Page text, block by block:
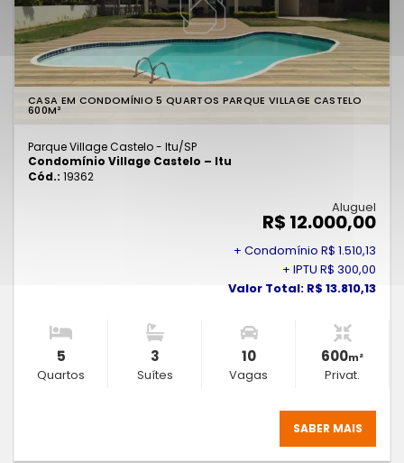
CASA EM CONDOMÍNIO 5 QUARTOS PARQUE VILLAGE CASTELO
600M²
Parque Village Castelo - Itu/SP
Condomínio Village Castelo – Itu
Cód.: 19362
Aluguel
R$ 12.000,00
+ Condomínio R$ 1.510,13
+ IPTU R$ 300,00
Valor Total: R$ 13.810,13
5
Quartos
3
Suítes
10
Vagas
600m²
Privat.
SABER MAIS